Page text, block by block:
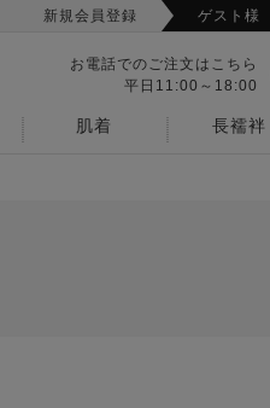
新規会員登録 ゲスト様
お電話でのご注文はこちら
平日11:00～18:00
肌着
長襦袢